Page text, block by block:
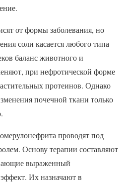
от формы заболевания, но
соли касается любого типа
баланс животного и
при нефротической форме
протеинов. Однако
почечной ткани только
проводят под
Основу терапии составляют
выраженный
Их назначают в